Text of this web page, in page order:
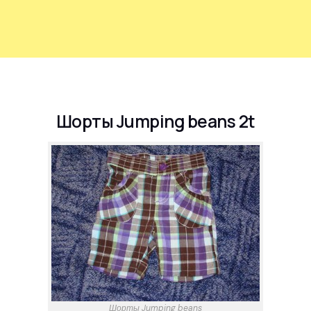
Шорты Jumping beans 2t
Шорты Jumping beans